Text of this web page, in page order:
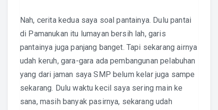
Nah, cerita kedua saya soal pantainya. Dulu pantai
di Pamanukan itu lumayan bersih lah, garis
pantainya juga panjang banget. Tapi sekarang airnya
udah keruh, gara-gara ada pembangunan pelabuhan
yang dari jaman saya SMP belum kelar juga sampe
sekarang. Dulu waktu kecil saya sering main ke
sana, masih banyak pasirnya, sekarang udah